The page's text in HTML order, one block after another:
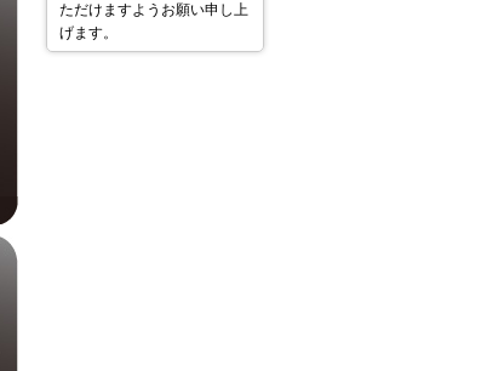
ただけますようお願い申し上
げます。